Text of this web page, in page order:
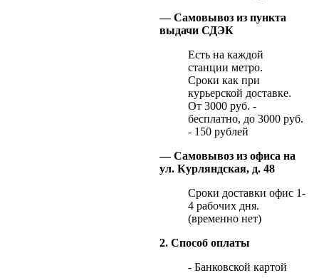
— Самовывоз из пункта
выдачи СДЭК
Есть на каждой
станции метро.
Сроки как при
курьерской доставке.
От 3000 руб. -
бесплатно, до 3000 руб.
- 150 рублей
— Самовывоз из офиса на
ул. Курляндская, д. 48
Сроки доставки офис 1-
4 рабочих дня.
(временно нет)
2. Способ оплаты
- Банковской картой